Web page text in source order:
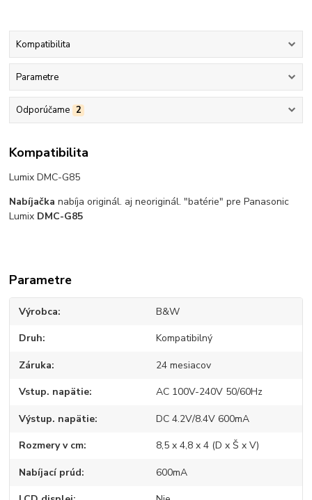
Kompatibilita
Parametre
Odporúčame 2
Kompatibilita
Lumix DMC-G85
Nabíjačka nabíja originál. aj neoriginál. "batérie" pre Panasonic
Lumix DMC-G85
Parametre
Výrobca B&W
Druh Kompatibilný
Záruka 24 mesiacov
Vstup. napätie AC 100V-240V 50/60Hz
Výstup. napätie DC 4.2V/8.4V 600mA
Rozmery v cm 8,5 x 4,8 x 4 (D x Š x V)
Nabíjací prúd 600mA